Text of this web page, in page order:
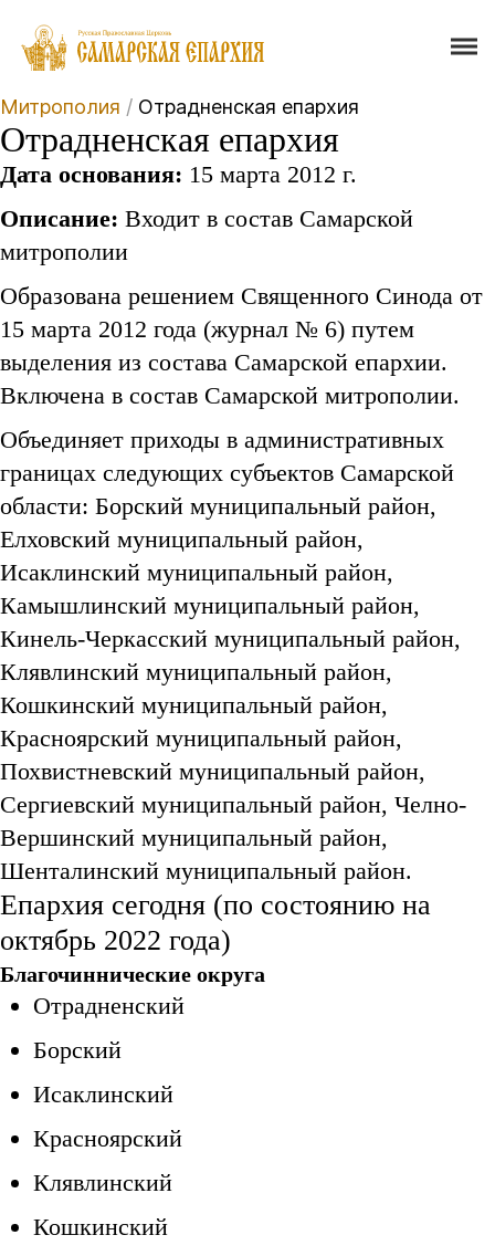
Митрополия / Отрадненская епархия
Отрадненская епархия
Дата основания: 15 марта 2012 г.
Описание: Входит в состав Самарской
митрополии
Образована решением Священного Синода от
15 марта 2012 года (журнал № 6) путем
выделения из состава Самарской епархии.
Включена в состав Самарской митрополии.
Объединяет приходы в административных
границах следующих субъектов Самарской
области: Борский муниципальный район,
Елховский муниципальный район,
Исаклинский муниципальный район,
Камышлинский муниципальный район,
Кинель-Черкасский муниципальный район,
Клявлинский муниципальный район,
Кошкинский муниципальный район,
Красноярский муниципальный район,
Похвистневский муниципальный район,
Сергиевский муниципальный район, Челно-
Вершинский муниципальный район,
Шенталинский муниципальный район.
Епархия сегодня (по состоянию на
октябрь 2022 года)
Благочиннические округа
Отрадненский
Борский
Исаклинский
Красноярский
Клявлинский
Кошкинский